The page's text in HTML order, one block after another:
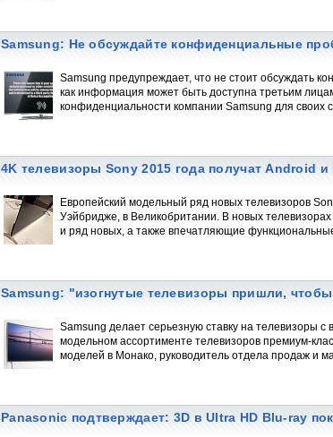
Samsung: Не обсуждайте конфиденциальные
Samsung предупреждает, что не стоит обсуждать
как информация может быть доступна третьим
конфиденциальности компании Samsung для своих
4K телевизоры Sony 2015 года получат Android и
Европейский модельный ряд новых телевизоров
Уэйбридже, в Великобритании. В новых
и ряд новых, а также впечатляющие
Samsung: "изогнутые телевизоры пришли, чтобы
Samsung делает серьезную ставку на телевизоры
модельном ассортименте телевизоров премиум-
моделей в Монако, руководитель отдела продаж и
Panasonic подтверждает: 3D в Ultra HD Blu-ray